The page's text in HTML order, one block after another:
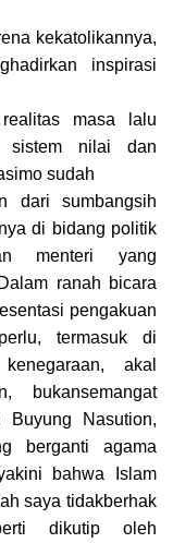
kekatolikannya,
inspirasi
realitas masa lalu
sistem nilai dan
sudah
dari sumbangsih
di bidang politik
menteri yang
ranah bicara
pengakuan
termasuk di
akal
bukansemangat
Buyung Nasution,
berganti agama
bahwa Islam
saya tidakberhak
dikutip oleh